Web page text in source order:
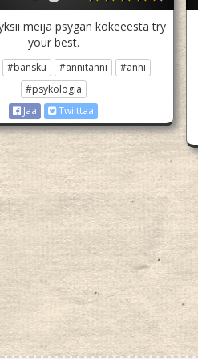
meijä psygän kokeeesta try
your best.
#bansku #annitanni
#anni
#psykologia
Jaa
Twiittaa